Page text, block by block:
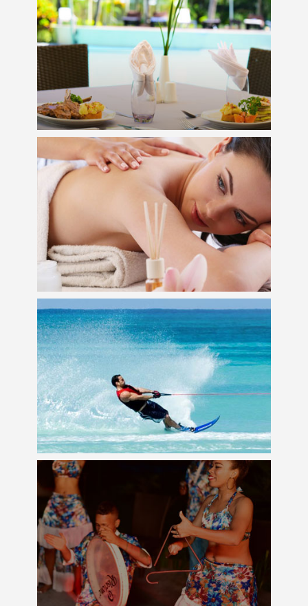
Expérience Culinaire
Détente et Bien-être
Divertissement pour tous les âges
Souvenirs Inoubliables